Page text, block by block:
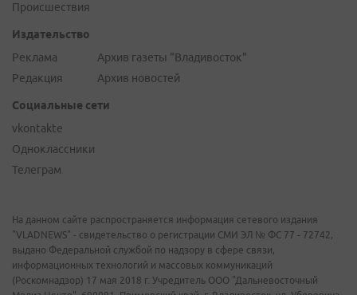
Происшествия
Издательство
Реклама
Редакция
Архив газеты "Владивосток"
Архив новостей
Социальные сети
vkontakte
Одноклассники
Телеграм
На данном сайте распространяется информация сетевого издания
"VLADNEWS" - свидетельство о регистрации СМИ ЭЛ № ФС 77 - 72742,
выдано Федеральной службой по надзору в сфере связи,
информационных технологий и массовых коммуникаций
(Роскомнадзор) 17 мая 2018 г. Учредитель ООО "Дальневосточный